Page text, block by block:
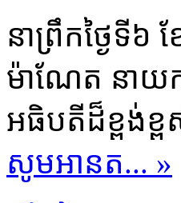
នាព្រឹកថ្ងៃទី
ម៉ាណែត នាយករ
អធិបតីដ៏ខ្ពង់
សូមអានត... »